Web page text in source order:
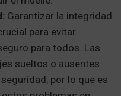
Garantizar la integridad
para evitar
para todos. Las
sueltos o ausentes
por lo que es